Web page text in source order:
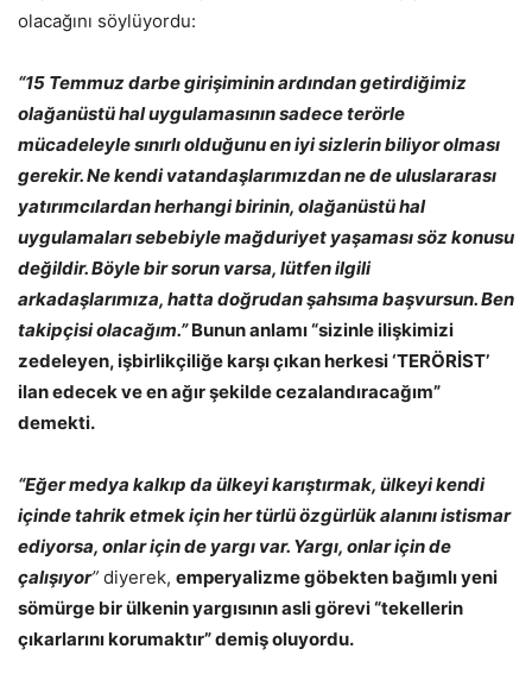
olacağını söylüyordu:
“15 Temmuz darbe girişiminin ardından getirdiğimiz
olağanüstü hal uygulamasının sadece terörle
mücadeleyle sınırlı olduğunu en iyi sizlerin biliyor olması
gerekir. Ne kendi vatandaşlarımızdan ne de uluslararası
yatırımcılardan herhangi birinin, olağanüstü hal
uygulamaları sebebiyle mağduriyet yaşaması söz konusu
değildir. Böyle bir sorun varsa, lütfen ilgili
arkadaşlarımıza, hatta doğrudan şahsıma başvursun. Ben
takipçisi olacağım.”Bunun anlamı “sizinle ilişkimizi
zedeleyen, işbirlikçiliğe karşı çıkan herkesi ‘TERÖRİST’
ilan edecek ve en ağır şekilde cezalandıracağım”
demekti.
“Eğer medya kalkıp da ülkeyi karıştırmak, ülkeyi kendi
içinde tahrik etmek için her türlü özgürlük alanını istismar
ediyorsa, onlar için de yargı var. Yargı, onlar için de
çalışıyor” diyerek, emperyalizme göbekten bağımlı yeni
sömürge bir ülkenin yargısının asli görevi “tekellerin
çıkarlarını korumaktır” demiş oluyordu.